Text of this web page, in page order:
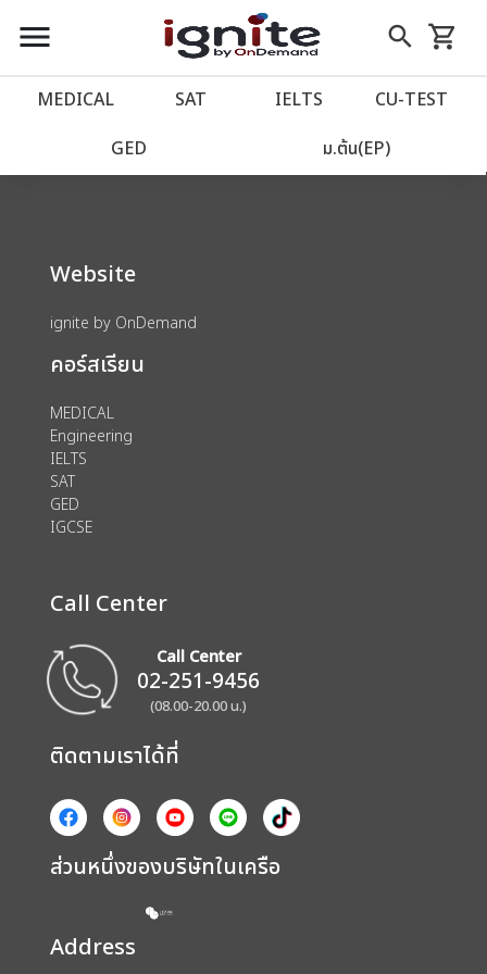
close
account_balance หน้าแรก
เว็บไซต์อิกไนท์
import_contacts วางแผนการเรียน
account_circle เข้าสู่ระบบ
assignment ลงทะเบียน
menu search
Skip
to
shopping_cart
รถเข็น
MEDICAL SAT IELTS CU‑TEST
GED ม.ต้น(EP)
We could not find anything for 80000177
Website
ignite by OnDemand
คอร์สเรียน
MEDICAL
Engineering
IELTS
SAT
GED
IGCSE
Call Center
Call Center
02-251-9456
(08.00-20.00 น.)
ติดตามเราได้ที่
ส่วนหนึ่งของบริษัทในเครือ
Address